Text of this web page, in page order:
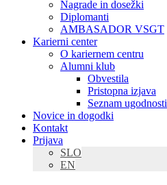
Nagrade in dosežki
Diplomanti
AMBASADOR VSGT
Karierni center
O kariernem centru
Alumni klub
Obvestila
Pristopna izjava
Seznam ugodnosti
Novice in dogodki
Kontakt
Prijava
SLO
EN